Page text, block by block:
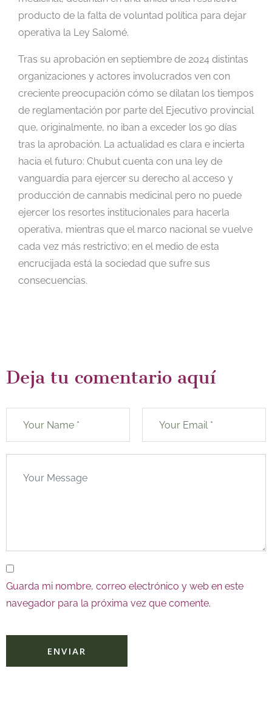
producto de la falta de voluntad política para dejar
operativa la Ley Salomé.
Tras su aprobación en septiembre de 2024 distintas
organizaciones y actores involucrados ven con
creciente preocupación cómo se dilatan los tiempos
de reglamentación por parte del Ejecutivo provincial
que, originalmente, no iban a exceder los 90 días
tras la aprobación. La actualidad es clara e incierta
hacia el futuro: Chubut cuenta con una ley de
vanguardia para ejercer su derecho al acceso y
producción de cannabis medicinal pero no puede
ejercer los resortes institucionales para hacerla
operativa, mientras que el marco nacional se vuelve
cada vez más restrictivo; en el medio de esta
encrucijada está la sociedad que sufre sus
consecuencias.
Deja tu comentario aquí
Guarda mi nombre, correo electrónico y web en este
navegador para la próxima vez que comente.